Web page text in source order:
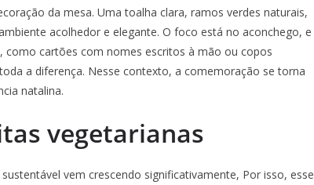
da mesa. Uma toalha clara, ramos verdes naturais,
acolhedor e elegante. O foco está no aconchego, e
como cartões com nomes escritos à mão ou copos
a diferença. Nesse contexto, a comemoração se torna
natalina.
vegetarianas
vem crescendo significativamente, Por isso, esse